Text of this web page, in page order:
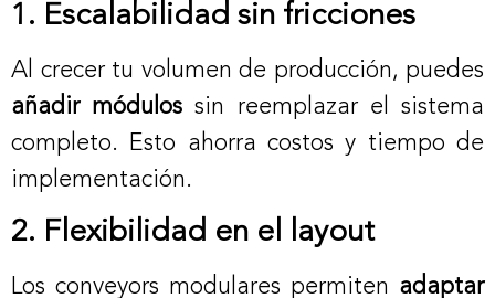
1. Escalabilidad sin fricciones
Al crecer tu volumen de producción, puedes
añadir módulos sin reemplazar el sistema
completo. Esto ahorra costos y tiempo de
implementación.
2. Flexibilidad en el layout
Los conveyors modulares permiten adaptar